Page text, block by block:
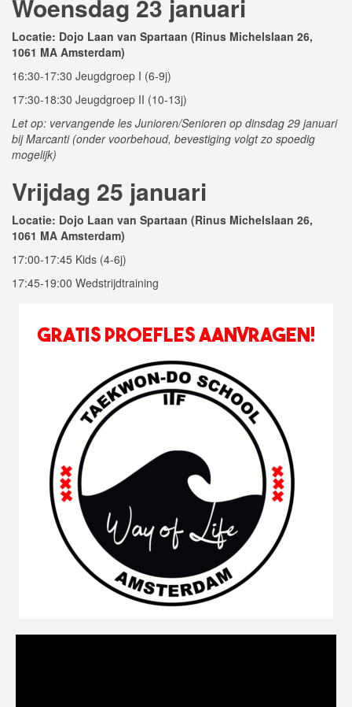
Woensdag 23 januari
Locatie: Dojo Laan van Spartaan (Rinus Michelslaan 26,
1061 MA Amsterdam)
16:30-17:30 Jeugdgroep I (6-9j)
17:30-18:30 Jeugdgroep II (10-13j)
Let op: vervangende les Junioren/Senioren op dinsdag 29 januari
bij Marcanti (onder voorbehoud, bevestiging volgt zo spoedig
mogelijk)
Vrijdag 25 januari
Locatie: Dojo Laan van Spartaan (Rinus Michelslaan 26,
1061 MA Amsterdam)
17:00-17:45 Kids (4-6j)
17:45-19:00 Wedstrijdtraining